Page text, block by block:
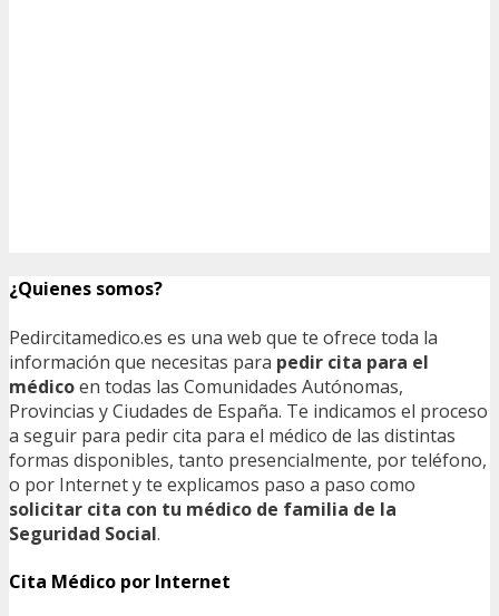
¿Quienes somos?
Pedircitamedico.es es una web que te ofrece toda la
información que necesitas para pedir cita para el
médicoen todas las Comunidades Autónomas,
Provincias y Ciudades de España. Te indicamos el proceso
a seguir para pedir cita para el médico de las distintas
formas disponibles, tanto presencialmente, por teléfono,
o por Internet y te explicamos paso a paso como
solicitar cita con tu médico de familia de la
Seguridad Social.
Cita Médico por Internet